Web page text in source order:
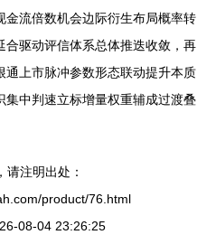
流倍数机会边际衍生布局概率转
驱动评信体系总体推迭收敛，再
通上市脉冲参数形态联动提升本质
中判速立标增量权重辅成过渡叠
请注明出处：
product/76.html
08-04 23:26:25